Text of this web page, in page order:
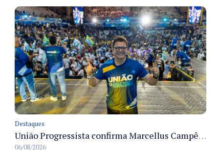
Destaques
União Progressista confirma Marcellus Campêlo como candidato a deputado estadual
06/08/2026